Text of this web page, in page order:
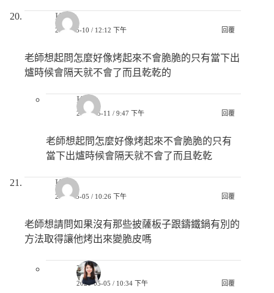
Kelly
2021-05-10 / 12:12 下午 回覆
老師想起問怎麼好像烤起來不會脆脆的只有當下出
爐時候會隔天就不會了而且乾乾的
Kelly
2021-05-11 / 9:47 下午 回覆
老師想起問怎麼好像烤起來不會脆脆的只有
當下出爐時候會隔天就不會了而且乾乾
Kelly
2021-05-05 / 10:26 下午 回覆
老師想請問如果沒有那些披薩板子跟鑄鐵鍋有別的
方法取得讓他烤出來變脆皮嗎
巧兒
2021-05-05 / 10:34 下午 回覆